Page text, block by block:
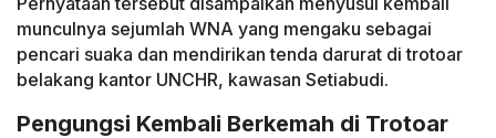
munculnya sejumlah WNA yang mengaku sebagai
pencari suaka dan mendirikan tenda darurat di trotoar
belakang kantor UNCHR, kawasan Setiabudi.
Pengungsi Kembali Berkemah di Trotoar